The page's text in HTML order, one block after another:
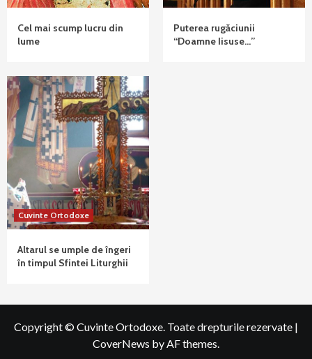
Cel mai scump lucru din
lume
Puterea rugăciunii
“Doamne Iisuse…”
Cuvinte Ortodoxe
Altarul se umple de îngeri
în timpul Sfintei Liturghii
Copyright © Cuvinte Ortodoxe. Toate drepturile rezervate |
CoverNews by AF themes.